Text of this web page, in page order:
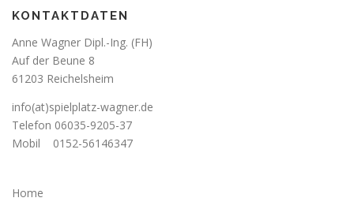
KONTAKTDATEN
Anne Wagner Dipl.-Ing. (FH)
Auf der Beune 8
61203 Reichelsheim
info(at)spielplatz-wagner.de
Telefon 06035-9205-37
Mobil 0152-56146347
Home